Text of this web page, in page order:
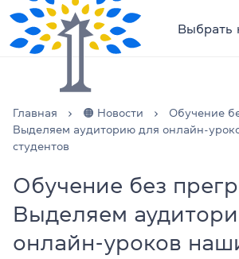
Выбрать
Главная 🟠 Новости
Обучение
Выделяем аудиторию для онлайн-
студентов
Обучение без
Выделяем
онлайн-уроков